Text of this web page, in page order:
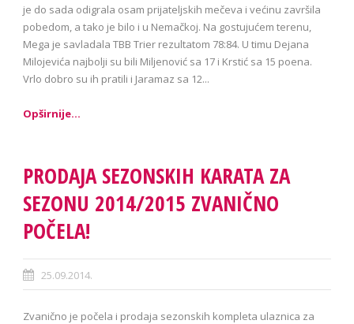
je do sada odigrala osam prijateljskih mečeva i većinu završila
pobedom, a tako je bilo i u Nemačkoj. Na gostujućem terenu,
Mega je savladala TBB Trier rezultatom 78:84. U timu Dejana
Milojevića najbolji su bili Miljenović sa 17 i Krstić sa 15 poena.
Vrlo dobro su ih pratili i Jaramaz sa 12...
Opširnije...
PRODAJA SEZONSKIH KARATA ZA
SEZONU 2014/2015 ZVANIČNO
POČELA!
25.09.2014.
Zvanično je počela i prodaja sezonskih kompleta ulaznica za